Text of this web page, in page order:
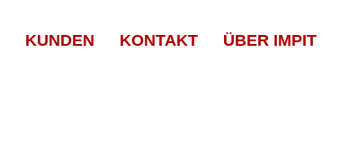
KUNDEN KONTAKT ÜBER IMPIT